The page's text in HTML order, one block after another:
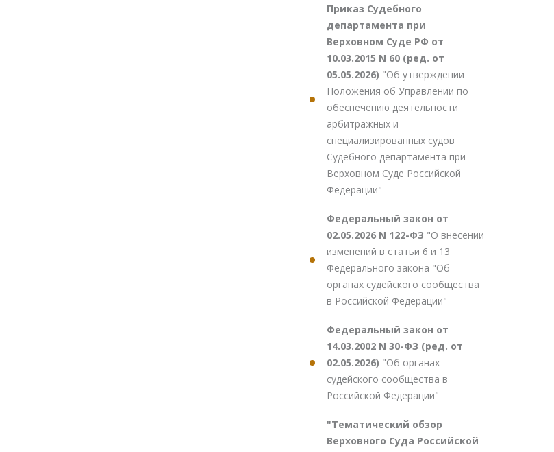
Приказ Судебного
департамента при
Верховном Суде РФ от
10.03.2015 N 60 (ред. от
05.05.2026) "Об утверждении
Положения об Управлении по
обеспечению деятельности
арбитражных и
специализированных судов
Судебного департамента при
Верховном Суде Российской
Федерации"
Федеральный закон от
02.05.2026 N 122-ФЗ "О внесении
изменений в статьи 6 и 13
Федерального закона "Об
органах судейского сообщества
в Российской Федерации"
Федеральный закон от
14.03.2002 N 30-ФЗ (ред. от
02.05.2026) "Об органах
судейского сообщества в
Российской Федерации"
"Тематический обзор
Верховного Суда Российской